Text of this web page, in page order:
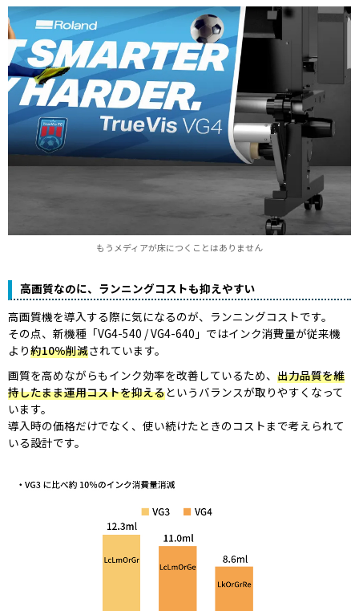
もうメディアが床につくことはありません
高画質なのに、ランニングコストも抑えやすい
高画質機を導入する際に気になるのが、ランニングコストです。
その点、新機種「VG4-540 / VG4-640」ではインク消費量が従来機
より約10％削減されています。
画質を高めながらもインク効率を改善しているため、 出力品質を維
持したまま運用コストを抑えるというバランスが取りやすくなって
います。
導入時の価格だけでなく、使い続けたときのコストまで考えられて
いる設計です。